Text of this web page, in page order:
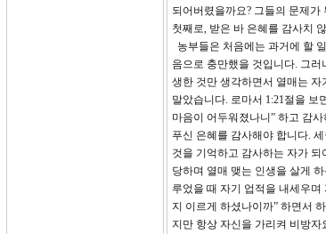
되어버렸을까요? 그들의 문제가
첫째로, 받은 바 은혜를 감사치
농부들은 처음에는 과거에 할
음으로 충만했을 것입니다. 그
생한 것만 생각하면서 열매는
말았습니다. 로마서 1:21절을
마음이 어두워졌나니” 하고 감
푸신 은혜를 감사해야 합니다.
것을 기억하고 감사하는 자가
당하며 열매 맺는 인생을 살게
루었을 때 자기 업적을 내세우
지 이르게 하셨나이까” 하면서
지만 항상 자신을 가리켜 비방